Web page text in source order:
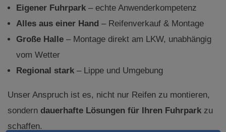
Eigener Fuhrpark – echte Anwenderkompetenz
Alles aus einer Hand – Reifenverkauf & Montage
Große Halle – Montage direkt am LKW, unabhängig
vom Wetter
Regional stark – Lippe und Umgebung
Unser Anspruch ist es, nicht nur Reifen zu montieren,
sondern dauerhafte Lösungen für Ihren Fuhrpark zu
schaffen.